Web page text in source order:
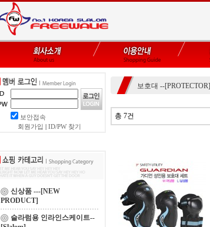
보안접속
회원가입
ID/PW 찾기
신상품 ---[NEW
PRODUCT]
슬라럼용 인라인스케이트--
보호대 --[PROTECTOR]
총 7건